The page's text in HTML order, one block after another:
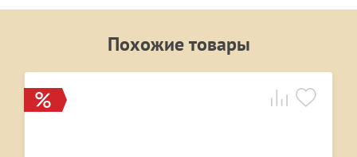
Похожие товары